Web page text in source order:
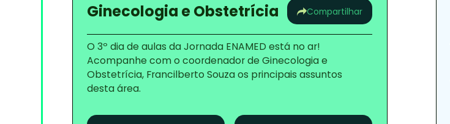
Ginecologia e Obstetrícia Compartilhar
O 3º dia de aulas da Jornada ENAMED está no ar!
Acompanhe com o coordenador de Ginecologia e
Obstetrícia, Francilberto Souza os principais assuntos
desta área.